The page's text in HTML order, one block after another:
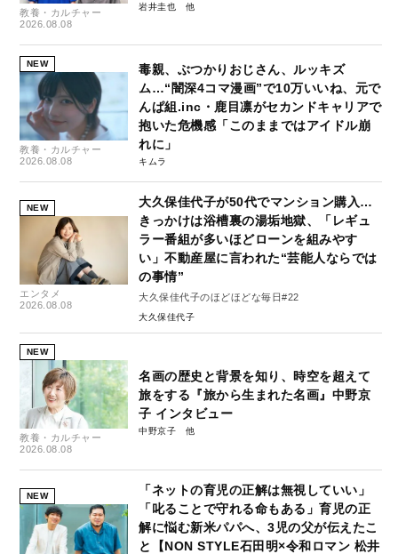
教養・カルチャー
2026.08.08
岩井圭也
NEW
教養・カルチャー
2026.08.08
毒親、ぶつかりおじさん、ルッキズ
ム…“闇深4コマ漫画”で10万いいね、元で
んぱ組.inc・鹿目凛がセカンドキャリアで
抱いた危機感「このままではアイドル崩
れに」
キムラ
NEW
エンタメ
2026.08.08
大久保佳代子が50代でマンション購入…
きっかけは浴槽裏の湯垢地獄、「レギュ
ラー番組が多いほどローンを組みやす
い」不動産屋に言われた“芸能人ならでは
の事情”
大久保佳代子のほどほどな毎日#22
大久保佳代子
NEW
教養・カルチャー
2026.08.08
名画の歴史と背景を知り、時空を超えて
旅をする『旅から生まれた名画』中野京
子 インタビュー
中野京子
NEW
「ネットの育児の正解は無視していい」
「叱ることで守れる命もある」育児の正
解に悩む新米パパへ、3児の父が伝えたこ
と【NON STYLE石田明×令和ロマン 松井